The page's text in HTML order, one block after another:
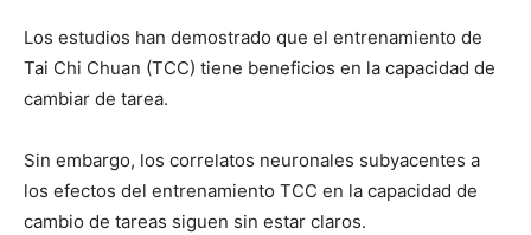
Los estudios han demostrado que el entrenamiento de
Tai Chi Chuan (TCC) tiene beneficios en la capacidad de
cambiar de tarea.
Sin embargo, los correlatos neuronales subyacentes a
los efectos del entrenamiento TCC en la capacidad de
cambio de tareas siguen sin estar claros.